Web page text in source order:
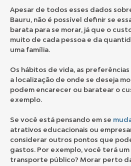
Apesar de todos esses dados
Bauru, não é possível definir se
barata para se morar, já que o
muito de cada pessoa e da
uma família.
Os hábitos de vida, as
a localização de onde se deseja
podem encarecer ou baratear o
exemplo.
Se você está pensando em se
atrativos educacionais ou
considerar outros pontos que
gastos. Por exemplo, você terá um
transporte público? Morar perto